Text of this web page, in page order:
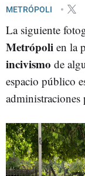
METRÓPOLI
La siguiente
Metrópoli en la
incivismo de
espacio público
administraciones